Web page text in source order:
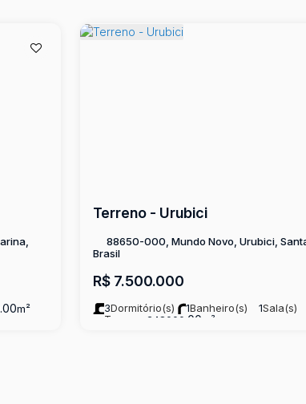
.00m²
Terreno - Urubici
R$7.500.000
88650-000, Mundo Novo, Urubici,
Brasil
3Dormitório(s) 1Banheiro(s) 1Sala(s)
Terreno:
248000 .00 m²